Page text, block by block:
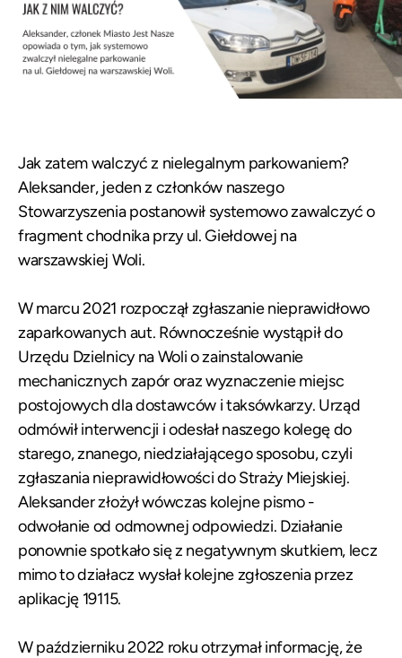
Jak zatem walczyć z nielegalnym parkowaniem?
Aleksander, jeden z członków naszego
Stowarzyszenia postanowił systemowo zawalczyć o
fragment chodnika przy ul. Giełdowej na
warszawskiej Woli.
W marcu 2021 rozpoczął zgłaszanie nieprawidłowo
zaparkowanych aut. Równocześnie wystąpił do
Urzędu Dzielnicy na Woli o zainstalowanie
mechanicznych zapór oraz wyznaczenie miejsc
postojowych dla dostawców i taksówkarzy. Urząd
odmówił interwencji i odesłał naszego kolegę do
starego, znanego, niedziałającego sposobu, czyli
zgłaszania nieprawidłowości do Straży Miejskiej.
Aleksander złożył wówczas kolejne pismo -
odwołanie od odmownej odpowiedzi. Działanie
ponownie spotkało się z negatywnym skutkiem, lecz
mimo to działacz wysłał kolejne zgłoszenia przez
aplikację 19115.
W październiku 2022 roku otrzymał informację, że